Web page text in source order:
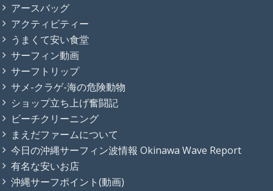
アースバッグ
アクティビティー
うまくて安い食堂
サーフィン動画
サーフトリップ
サメ-クラゲ-海の危険動物
ショップ立ち上げ奮闘記
ビーチクリーニング
まえだファームについて
今日の沖縄サーフィン波情報 Okinawa Wave Report
有名な安いお店
沖縄サーフポイント(動画)